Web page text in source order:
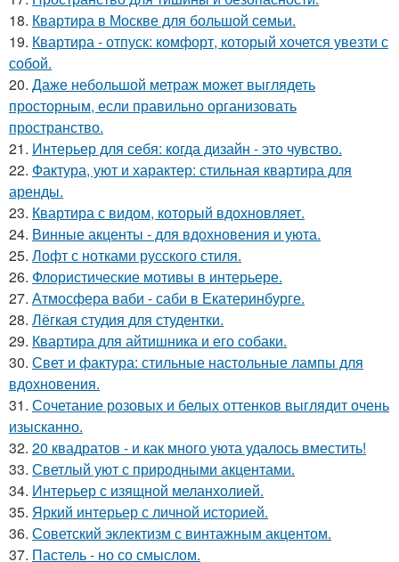
18. Квартира в Москве для большой семьи.
19. Квартира - отпуск: комфорт, который хочется увезти с
собой.
20. Даже небольшой метраж может выглядеть
просторным, если правильно организовать
пространство.
21. Интерьер для себя: когда дизайн - это чувство.
22. Фактура, уют и характер: стильная квартира для
аренды.
23. Квартира с видом, который вдохновляет.
24. Винные акценты - для вдохновения и уюта.
25. Лофт с нотками русского стиля.
26. Флористические мотивы в интерьере.
27. Атмосфера ваби - саби в Екатеринбурге.
28. Лёгкая студия для студентки.
29. Квартира для айтишника и его собаки.
30. Свет и фактура: стильные настольные лампы для
вдохновения.
31. Сочетание розовых и белых оттенков выглядит очень
изысканно.
32. 20 квадратов - и как много уюта удалось вместить!
33. Светлый уют с природными акцентами.
34. Интерьер с изящной меланхолией.
35. Яркий интерьер с личной историей.
36. Советский эклектизм с винтажным акцентом.
37. Пастель - но со смыслом.